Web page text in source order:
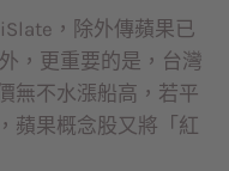
，除外傳蘋果已
，更重要的是，台灣
無不水漲船高，若平
蘋果概念股又將「紅